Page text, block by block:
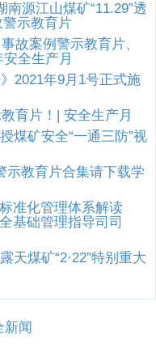
南源江山煤矿“11.29”透
警示教育片
故案例警示教育片、
全生产月
2021年9月1号正式施
育片！| 安全生产月
煤矿安全“一通三防”视
示教育片合集请下载学
准化管理体系解读
基础管理指导司司
天煤矿“2·22”特别重大
新闻